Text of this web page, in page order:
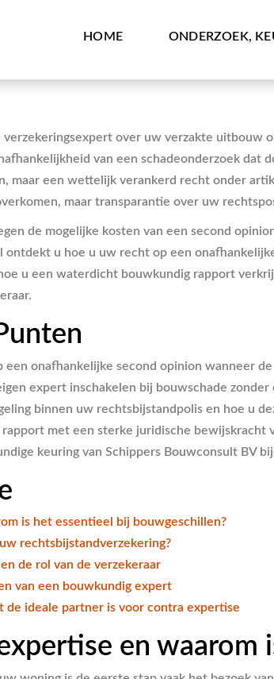
HOME ONDERZOEK,
over uw verzakte
van een schadeonderzoek dat
maar een wettelijk verankerd recht onder
maar transparantie over uw
de mogelijke kosten van een second
u hoe u uw recht op een
u een waterdicht bouwkundig rapport
onafhankelijke second opinion wanneer
expert inschakelen bij bouwschade
binnen uw rechtsbijstandpolis en hoe u
rapport met een sterke juridische
keuring van Schippers Bouwconsult BV
is het essentieel bij bouwgeschillen?
rechtsbijstandverzekering?
de rol van de verzekeraar
van een bouwkundig expert
de ideale partner is voor contra expertise
en waarom